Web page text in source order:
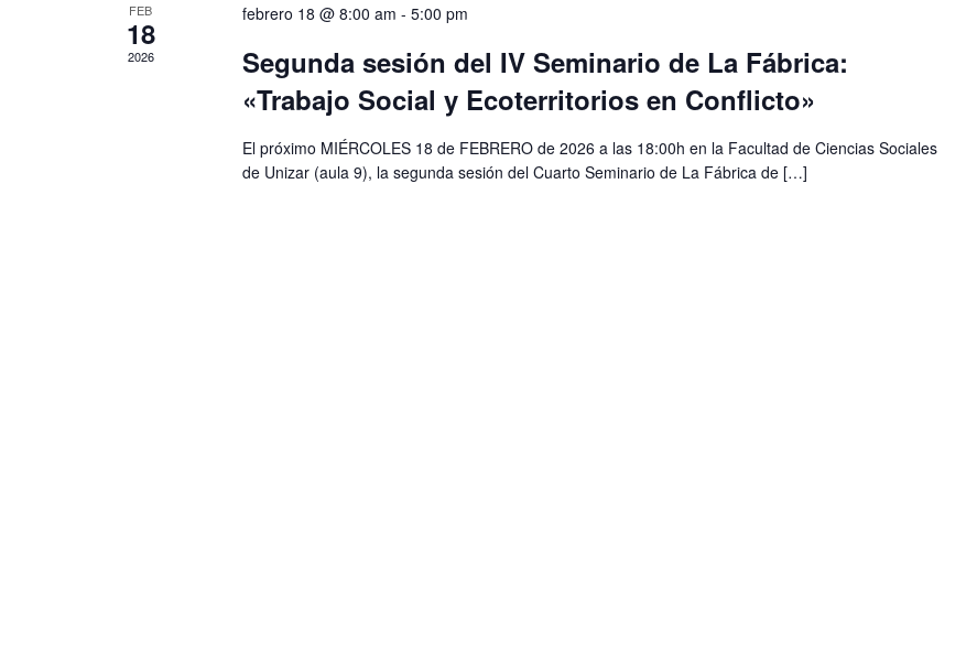
FEB
18
2026
febrero 18 @ 8:00 am - 5:00 pm
Segunda sesión del IV Seminario de La Fábrica:
«Trabajo Social y Ecoterritorios en Conflicto»
El próximo MIÉRCOLES 18 de FEBRERO de 2026 a las 18:00h en la Facultad de Ciencias Sociales
de Unizar (aula 9), la segunda sesión del Cuarto Seminario de La Fábrica de […]